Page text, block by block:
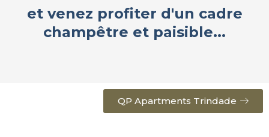
et venez profiter d'un cadre
champêtre et paisible...
QP Apartments Trindade